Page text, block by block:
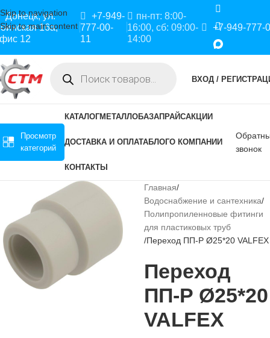
Skip to navigation
Skip to main content
Донецк, ул.
16а,
12
+7-949-
777-00-
11
пн-пт: 8:00-
16:00, сб: 09:00-
14:00
+7-949-777-
ВХОД /
Просмотр
категорий
КАТАЛОГМЕТАЛЛОБАЗАПРАЙСАКЦИИ
ДОСТАВКА И ОПЛАТАБЛОГО КОМПАНИИ
КОНТАКТЫ
звонок
Главная
Водоснабжение и сантехника
Полипропиленновые фитинги
для пластиковых труб
Переход ПП-Р Ø25*20 VALFEX
Переход
ПП-Р Ø25*20
VALFEX